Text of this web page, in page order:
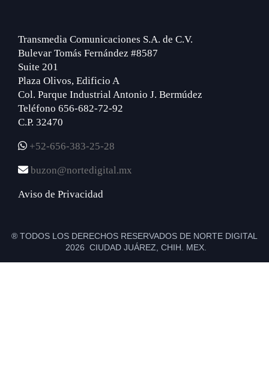
Transmedia Comunicaciones S.A. de C.V.
Bulevar Tomás Fernández #8587
Suite 201
Plaza Olivos, Edificio A
Col. Parque Industrial Antonio J. Bermúdez
Teléfono 656-682-72-92
C.P. 32470
+52-656-383-25-28
buzon@nortedigital.mx
Aviso de Privacidad
® TODOS LOS DERECHOS RESERVADOS DE NORTE DIGITAL
2026 CIUDAD JUÁREZ, CHIH. MEX.